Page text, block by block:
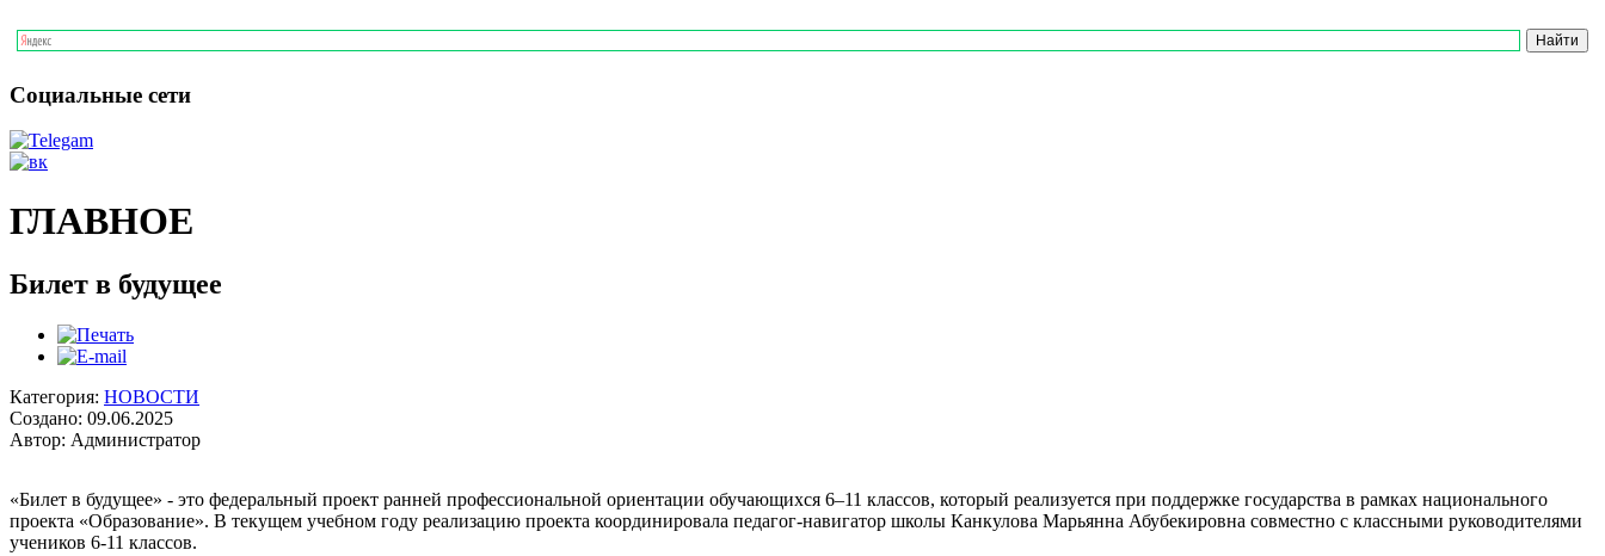
Социальные сети
ГЛАВНОЕ
Билет в будущее
Категория: НОВОСТИ
Создано: 09.06.2025
Автор: Администратор
«Билет в будущее» - это федеральный проект ранней профессиональной ориентации обучающихся 6–11 классов, который реализуется при поддержке государства в рамках национального
проекта «Образование». В текущем учебном году реализацию проекта координировала педагог-навигатор школы Канкулова Марьянна Абубекировна совместно с классными руководителями
учеников 6-11 классов.